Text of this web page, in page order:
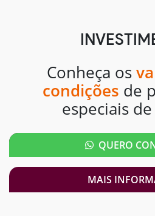
Conheça os
condições de
especiais
QUERO
MAIS